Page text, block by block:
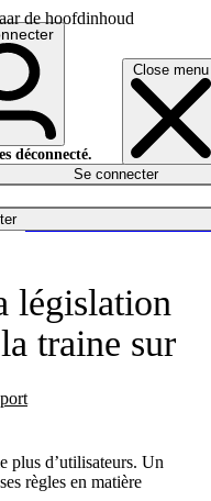
de hoofdinhoud
Close menu
déconnecté.
Se connecter
législation
traine sur
plus d’utilisateurs. Un
règles en matière